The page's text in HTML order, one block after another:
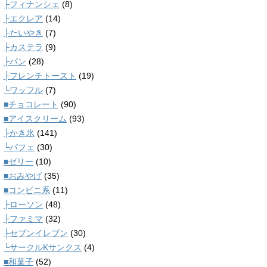
├フィナンシェ (8)
├エクレア (14)
├たいやき (7)
├カステラ (9)
├パン (28)
├フレンチトースト (19)
└ワッフル (7)
■チョコレート (90)
■アイスクリーム (93)
├かき氷 (141)
└パフェ (30)
■ゼリー (10)
■おみやげ (35)
■コンビニ系 (11)
├ローソン (48)
├ファミマ (32)
├セブンイレブン (30)
└サークルKサンクス (4)
■和菓子 (52)